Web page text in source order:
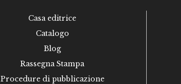
Casa editrice
Catalogo
Blog
Rassegna Stampa
Procedure di pubblicazione